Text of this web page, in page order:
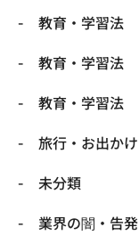
教育・学習法
教育・学習法
教育・学習法
旅行・お出かけ
未分類
業界の闇・告発